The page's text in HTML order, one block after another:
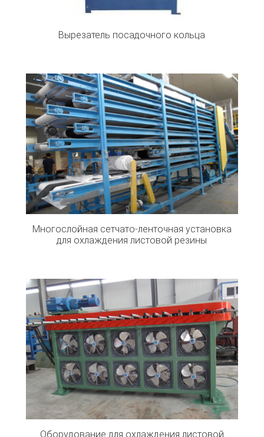
Вырезатель посадочного кольца
Многослойная сетчато-ленточная установка
для охлаждения листовой резины
Оборудование для охлаждения листовой